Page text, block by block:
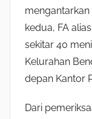
kedua, FA
sekitar 40
Kelurahan
depan Kantor
Dari